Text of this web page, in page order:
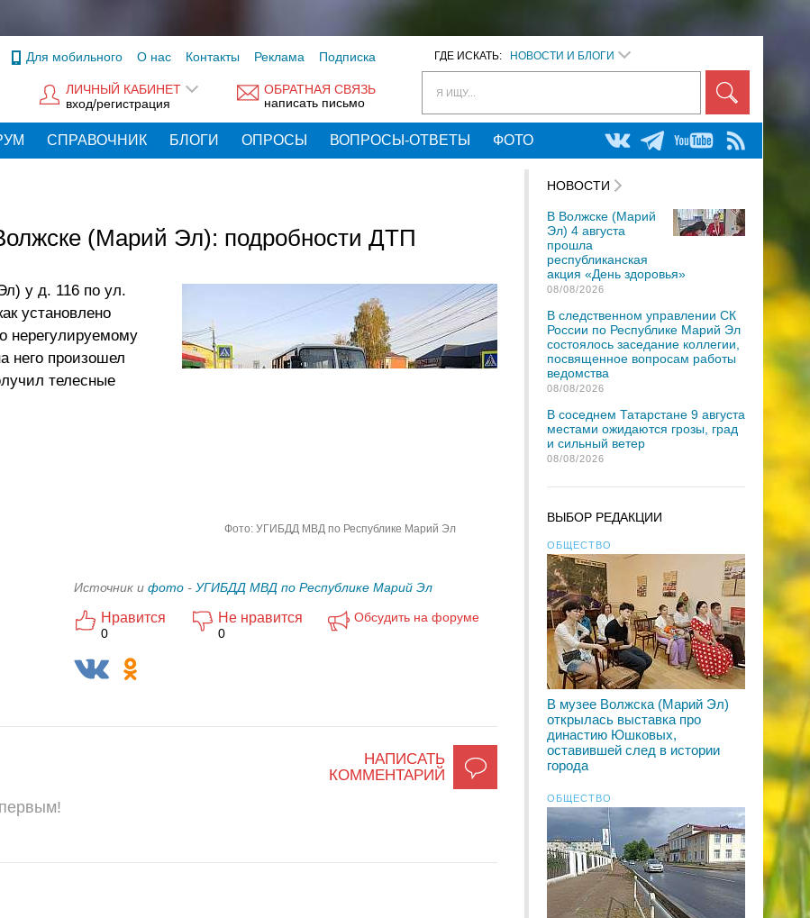
ГДЕ ИСКАТЬ: НОВОСТИ И БЛОГИ
Я ИЩУ...
Для мобильного О нас Контакты Реклама Подписка
ОБРАТНАЯ СВЯЗЬ
написать письмо
ЛИЧНЫЙ КАБИНЕТ
вход/регистрация
СПРАВОЧНИК БЛОГИ ОПРОСЫ ВОПРОСЫ-ОТВЕТЫ ФОТО
(Марий Эл): подробности ДТП
Фото: УГИБДД МВД по Республике Марий Эл
у д. 116 по ул.
установлено
нерегулируемому
него произошел
телесные
Источник и фото - УГИБДД МВД по Республике Марий Эл
Нравится
0
Не нравится
0
Обсудить на форуме
НАПИСАТЬ
КОММЕНТАРИЙ
НОВОСТИ
В Волжске (Марий
Эл) 4 августа
прошла
республиканская
акция «День здоровья»
08/08/2026
В следственном управлении СК
России по Республике Марий Эл
состоялось заседание коллегии,
посвященное вопросам работы
ведомства
08/08/2026
В соседнем Татарстане 9 августа
местами ожидаются грозы, град
и сильный ветер
08/08/2026
ВЫБОР РЕДАКЦИИ
ОБЩЕСТВО
В музее Волжска (Марий Эл)
открылась выставка про
династию Юшковых,
оставившей след в истории
города
ОБЩЕСТВО